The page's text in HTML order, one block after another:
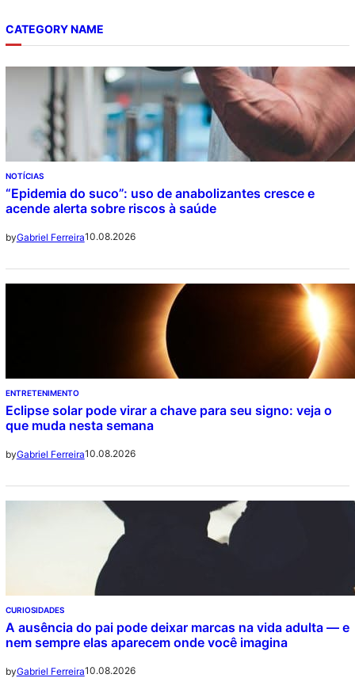
CATEGORY NAME
NOTÍCIAS
“Epidemia do suco”: uso de anabolizantes cresce e
acende alerta sobre riscos à saúde
byGabriel Ferreira10.08.2026
ENTRETENIMENTO
Eclipse solar pode virar a chave para seu signo: veja o
que muda nesta semana
byGabriel Ferreira10.08.2026
CURIOSIDADES
A ausência do pai pode deixar marcas na vida adulta — e
nem sempre elas aparecem onde você imagina
byGabriel Ferreira10.08.2026